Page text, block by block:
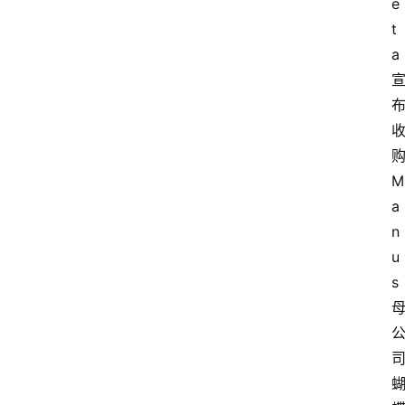
e
t
a
宣
布
收
购
M
a
n
u
s
母
公
司
蝴